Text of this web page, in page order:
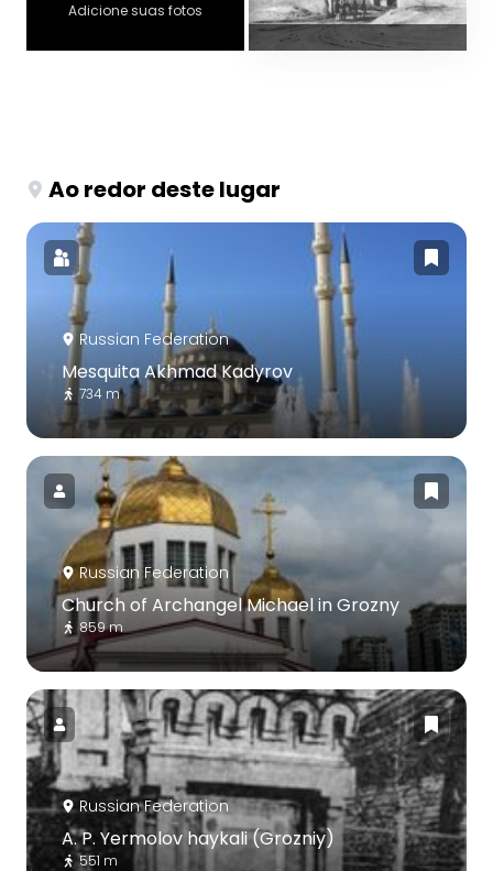
Adicione suas fotos
Ao redor deste lugar
Russian Federation
Mesquita Akhmad Kadyrov
734 m
Russian Federation
Church of Archangel Michael in Grozny
859 m
Russian Federation
A. P. Yermolov haykali (Grozniy)
551 m